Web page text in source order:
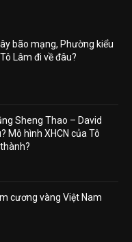
bão mạng, Phường kiểu
Lâm đi về đâu?
Sheng Thao – David
Mô hình XHCN của Tô
cương vàng Việt Nam